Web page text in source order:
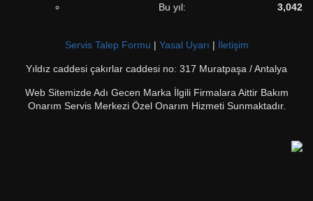
Bu yıl:
3,042
Servis Talep Formu | Yasal Uyarı | İletişim
Yıldız caddesi çakırlar caddesi no: 317 Muratpaşa / Antalya
Web Sitemizde Adı Gecen Marka İlgili Firmalara Aittir Bakım
Onarım Servis Merkezi Özel Onarım Hizmeti Sunmaktadır.